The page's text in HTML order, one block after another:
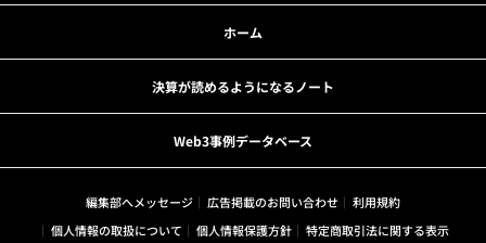
ホーム
決算が読めるようになるノート
Web3事例データベース
編集部へメッセージ 広告掲載のお問い合わせ
利用規約
個人情報の取扱について
個人情報保護方針
特定商取引法に関する表示